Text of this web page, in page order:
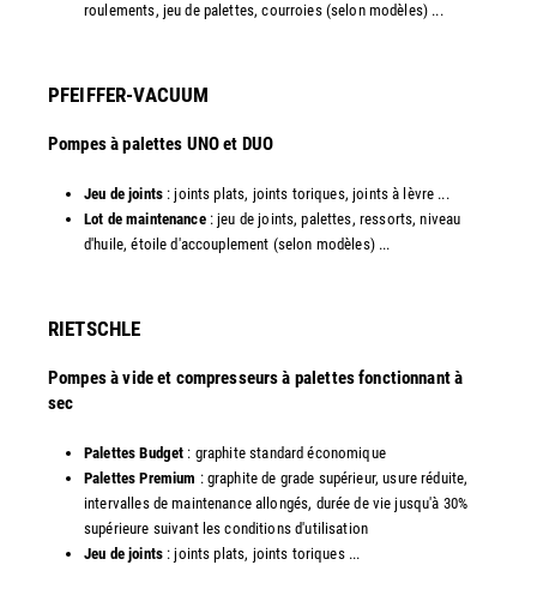
roulements, jeu de palettes, courroies (selon modèles) ...​
PFEIFFER-VACUUM
Pompes à palettes UNO et DUO
Jeu de joints: joints plats, joints toriques, joints à lèvre ...
Lot de maintenance: jeu de joints, palettes, ressorts, niveau
d'huile, étoile d'accouplement (selon modèles) ...​​
RIETSCHLE
Pompes à vide et compresseurs à palettes fonctionnant à
sec
Palettes Budget : graphite standard économique
Palettes Premium : graphite de grade supérieur, usure réduite,
intervalles de maintenance allongés, durée de vie jusqu'à 30%
supérieure suivant les conditions d'utilisation
Jeu de joints: joints plats, joints toriques ...